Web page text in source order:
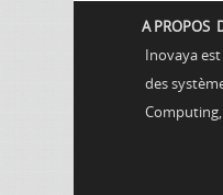
A PROPOS
Inovaya
des